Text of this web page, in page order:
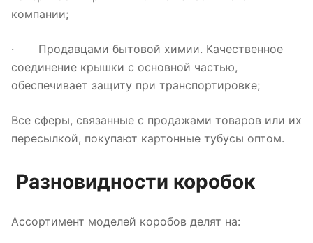
компании;
· Продавцами бытовой химии. Качественное
соединение крышки с основной частью,
обеспечивает защиту при транспортировке;
Все сферы, связанные с продажами товаров или их
пересылкой, покупают картонные тубусы оптом.
Разновидности коробок
Ассортимент моделей коробов делят на: